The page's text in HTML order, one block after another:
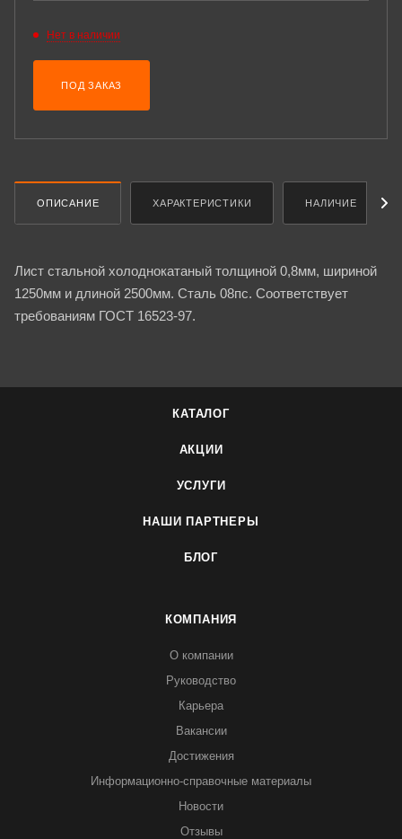
Нет в наличии
ПОД ЗАКАЗ
ОПИСАНИЕ ХАРАКТЕРИСТИКИ НАЛИЧИЕ
Лист стальной холоднокатаный толщиной 0,8мм, шириной
1250мм и длиной 2500мм. Сталь 08пс. Соответствует
требованиям ГОСТ 16523-97.
КАТАЛОГ
АКЦИИ
УСЛУГИ
НАШИ ПАРТНЕРЫ
БЛОГ
КОМПАНИЯ
О компании
Руководство
Карьера
Вакансии
Достижения
Информационно-справочные материалы
Новости
Отзывы